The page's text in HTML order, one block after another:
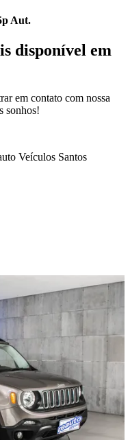
Aut.
disponível em
em contato com nossa
sonhos!
Veículos Santos